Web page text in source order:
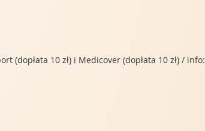
(dopłata 10 zł) i Medicover (dopłata 10 zł) / info: